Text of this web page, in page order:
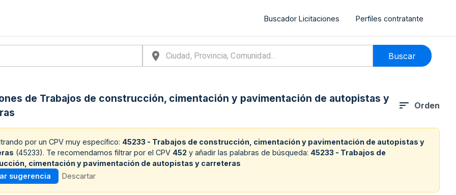
Buscador Licitaciones Perfiles contratante
Buscar
de Trabajos de construcción, cimentación y pavimentación de autopistas y
Orden
por un CPV muy específico: 45233 - Trabajos de construcción, cimentación y pavimentación de autopistas y
(45233). Te recomendamos filtrar por el CPV 452 y añadir las palabras de búsqueda: 45233 - Trabajos de
cimentación y pavimentación de autopistas y carreteras
sugerencia
Descartar